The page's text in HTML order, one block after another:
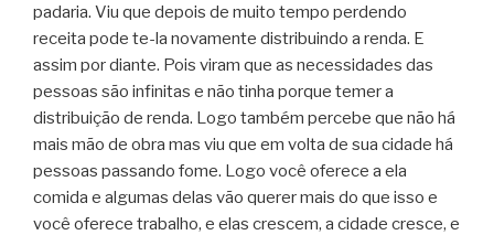
padaria. Viu que depois de muito tempo perdendo
receita pode te-la novamente distribuindo a renda. E
assim por diante. Pois viram que as necessidades das
pessoas são infinitas e não tinha porque temer a
distribuição de renda. Logo também percebe que não há
mais mão de obra mas viu que em volta de sua cidade há
pessoas passando fome. Logo você oferece a ela
comida e algumas delas vão querer mais do que isso e
você oferece trabalho, e elas crescem, a cidade cresce, e